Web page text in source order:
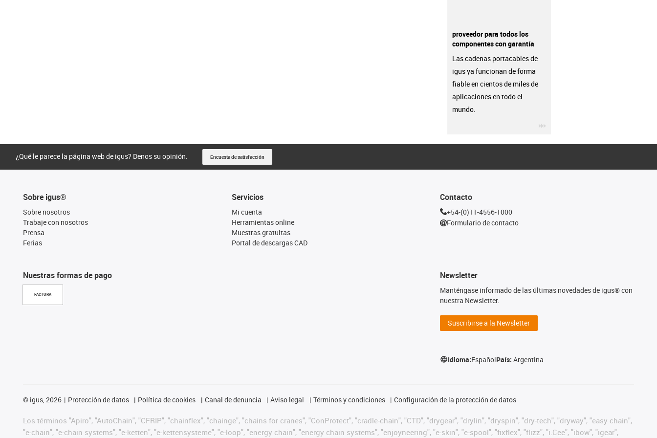
proveedor para todos los
componentes con garantía
Las cadenas portacables de
igus ya funcionan de forma
fiable en cientos de miles de
aplicaciones en todo el
mundo.
¿Qué le parece la página web de igus? Denos su opinión. Encuesta de satisfacción
Sobre igus®
Sobre nosotros
Trabaje con nosotros
Prensa
Ferias
Nuestras formas de pago
FACTURA
Servicios
Mi cuenta
Herramientas online
Muestras gratuitas
Portal de descargas CAD
Contacto
+54-(0)11-4556-1000
Formulario de contacto
Newsletter
Manténgase informado de las últimas novedades de igus® con
nuestra Newsletter.
Suscribirse a la Newsletter
Idioma:EspañolPaís:Argentina
© igus, 2026 Protección de datos Política de cookies Canal de denuncia Aviso legal Términos y condiciones Configuración de la protección de datos
Los términos "Apiro", "AutoChain", "CFRIP", "chainflex", "chainge", "chains for cranes", "ConProtect", "cradle-chain", "CTD", "drygear", "drylin", "dryspin", "dry-tech", "dryway", "easy chain",
"e-chain", "e-chain systems", "e-ketten", "e-kettensysteme", "e-loop", "energy chain", "energy chain systems", "enjoyneering", "e-skin", "e-spool", "fixflex", "flizz", "i.Cee", "ibow", "igear",